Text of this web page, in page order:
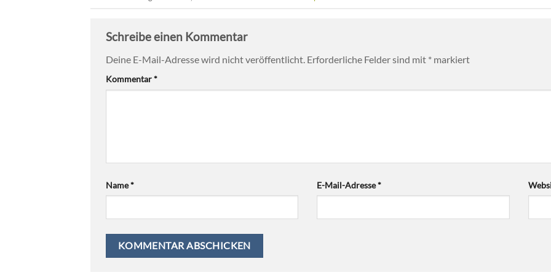
Schreibe einen Kommentar
Deine E-Mail-Adresse wird nicht veröffentlicht. Erforderliche Felder sind mit * markiert
Kommentar*
Name* E-Mail-Adresse*